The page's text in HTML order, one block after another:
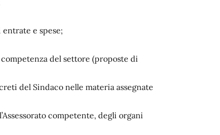
e spese;
del settore (proposte di
del Sindaco nelle materia assegnate
competente, degli organi